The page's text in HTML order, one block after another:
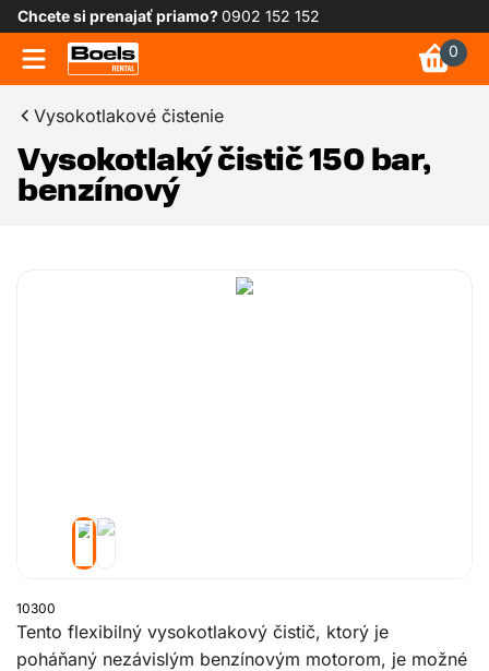
Chcete si prenajať priamo?0902 152 152
0
Vysokotlakové čistenie
Vysokotlaký čistič 150 bar,
benzínový
10300
Tento flexibilný vysokotlakový čistič, ktorý je
poháňaný nezávislým benzínovým motorom, je možné